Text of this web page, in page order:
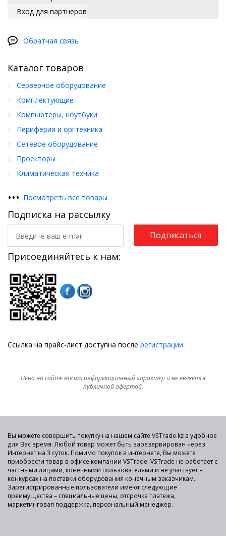
Вход для партнеров
Обратная связь
Каталог товаров
Серверное оборудование
Комплектующие
Компьютеры, ноутбуки
Периферия и оргтехника
Сетевое оборудование
Проекторы
Климатическая техника
••• Посмотреть все товары
Подписка на рассылку
Подписаться
Присоединяйтесь к нам:
Ссылка на прайс-лист доступна после регистрации
Цена на сайте носит информационный характер и не является
публичной офертой.
Вы можете совершить покупку на нашем сайте VSTrade.kz в удобное
для Вас время. Любой товар может быть зарезервирован через
Интернет на 3 суток. Помимо покупок в интернете, Вы можете
приобрести товар в офисе компании VSTrade. VSTrade не работает с
частными лицами, конечными пользователями и не участвует в
конкурсах на поставки оборудования конечным заказчикам.
Зарегистрированные пользователи имеют следующие
преимущества – специальные цены, отсрочка платежа,
маркетинговая поддержка, персональный менеджер.